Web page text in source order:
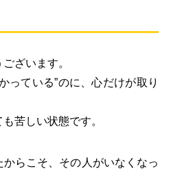
ざいます。
っている”のに、心だけが取り
苦しい状態です。
らこそ、その人がいなくなっ